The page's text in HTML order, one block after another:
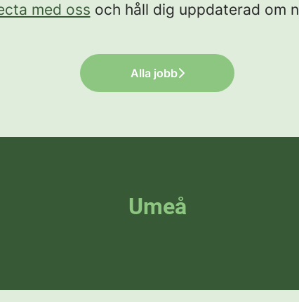
med oss och håll dig uppdaterad om
Alla jobb
Umeå